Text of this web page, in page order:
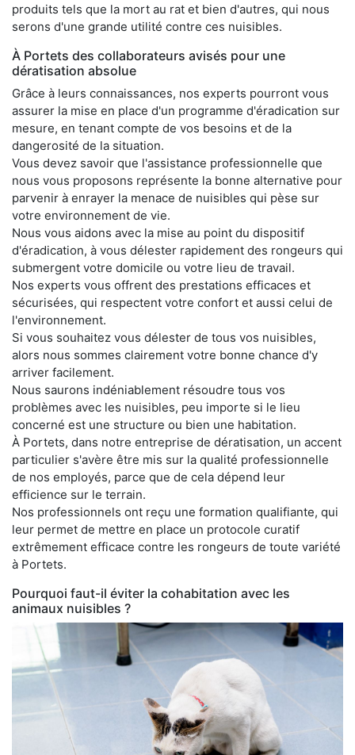
produits tels que la mort au rat et bien d'autres, qui nous
serons d'une grande utilité contre ces nuisibles.
À Portets des collaborateurs avisés pour une
dératisation absolue
Grâce à leurs connaissances, nos experts pourront vous
assurer la mise en place d'un programme d'éradication sur
mesure, en tenant compte de vos besoins et de la
dangerosité de la situation.
Vous devez savoir que l'assistance professionnelle que
nous vous proposons représente la bonne alternative pour
parvenir à enrayer la menace de nuisibles qui pèse sur
votre environnement de vie.
Nous vous aidons avec la mise au point du dispositif
d'éradication, à vous délester rapidement des rongeurs qui
submergent votre domicile ou votre lieu de travail.
Nos experts vous offrent des prestations efficaces et
sécurisées, qui respectent votre confort et aussi celui de
l'environnement.
Si vous souhaitez vous délester de tous vos nuisibles,
alors nous sommes clairement votre bonne chance d'y
arriver facilement.
Nous saurons indéniablement résoudre tous vos
problèmes avec les nuisibles, peu importe si le lieu
concerné est une structure ou bien une habitation.
À Portets, dans notre entreprise de dératisation, un accent
particulier s'avère être mis sur la qualité professionnelle
de nos employés, parce que de cela dépend leur
efficience sur le terrain.
Nos professionnels ont reçu une formation qualifiante, qui
leur permet de mettre en place un protocole curatif
extrêmement efficace contre les rongeurs de toute variété
à Portets.
Pourquoi faut-il éviter la cohabitation avec les
animaux nuisibles ?